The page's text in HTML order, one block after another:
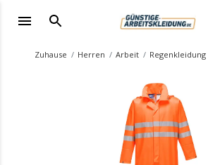
Zuhause Herren Arbeit Regenkleidung